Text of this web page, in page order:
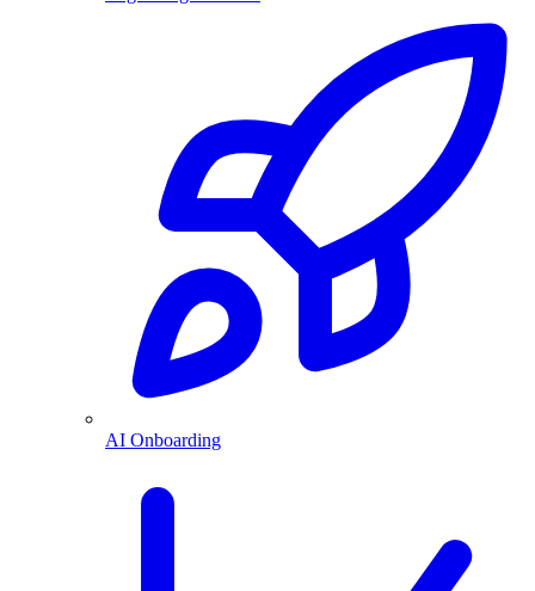
AI Onboarding